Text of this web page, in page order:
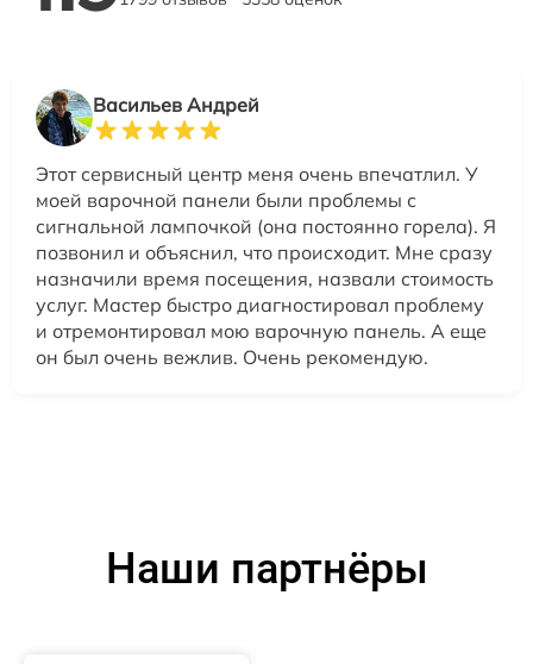
Васильев Андрей
Этот сервисный центр меня очень впечатлил. У
моей варочной панели были проблемы с
сигнальной лампочкой (она постоянно горела). Я
позвонил и объяснил, что происходит. Мне сразу
назначили время посещения, назвали стоимость
услуг. Мастер быстро диагностировал проблему
и отремонтировал мою варочную панель. А еще
он был очень вежлив. Очень рекомендую.
Наши партнёры